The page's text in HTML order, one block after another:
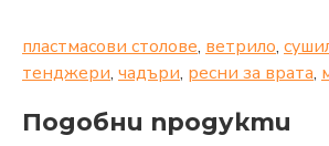
пластмасови столове, ветрило,
тенджери, чадъри, ресни за врата,
Подобни продукти